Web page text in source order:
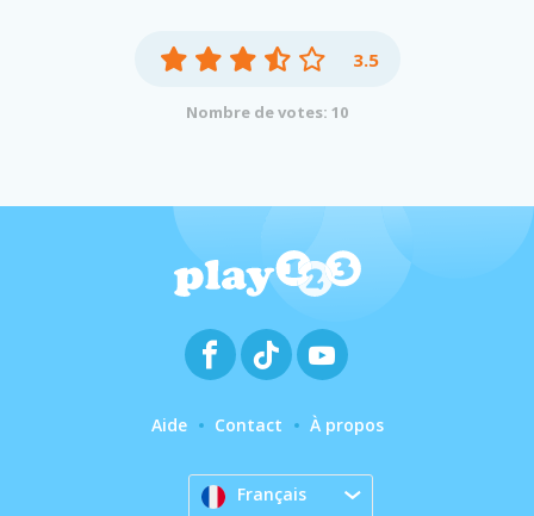
3.5
Nombre de votes: 10
Aide Contact À propos
Français